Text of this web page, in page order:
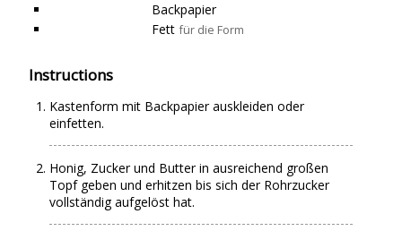
Backpapier
Fett für die Form
Instructions
Kastenform mit Backpapier auskleiden oder
einfetten.
Honig, Zucker und Butter in ausreichend großen
Topf geben und erhitzen bis sich der Rohrzucker
vollständig aufgelöst hat.